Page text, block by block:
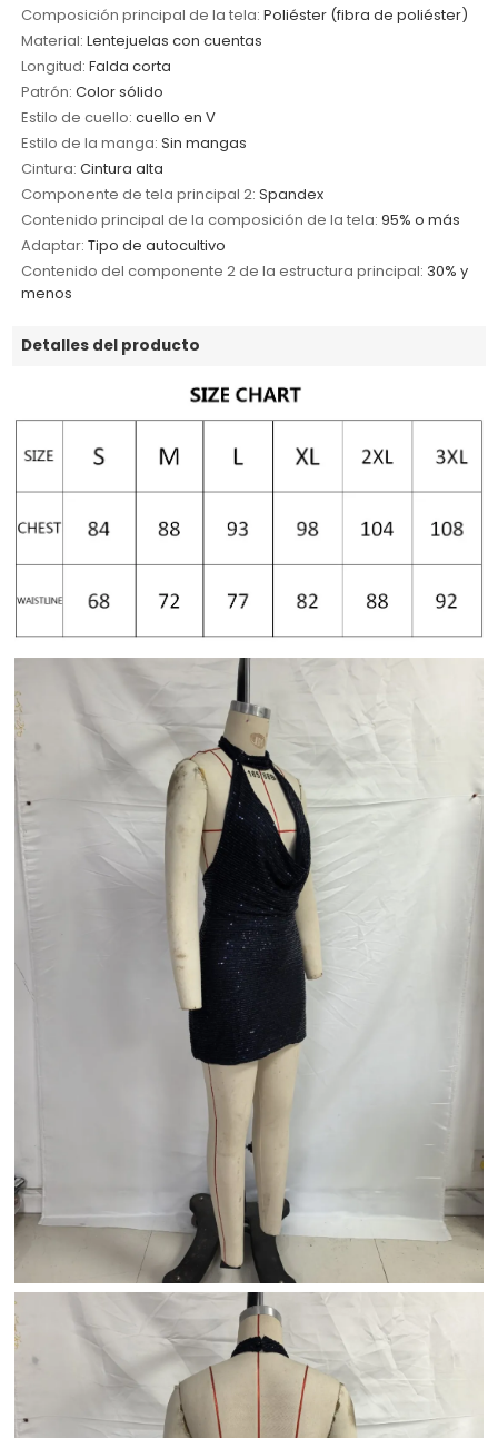
Composición principal de la tela: Poliéster (fibra de poliéster)
Material: Lentejuelas con cuentas
Longitud: Falda corta
Patrón: Color sólido
Estilo de cuello: cuello en V
Estilo de la manga: Sin mangas
Cintura: Cintura alta
Componente de tela principal 2: Spandex
Contenido principal de la composición de la tela: 95% o más
Adaptar: Tipo de autocultivo
Contenido del componente 2 de la estructura principal: 30% y
menos
Detalles del producto